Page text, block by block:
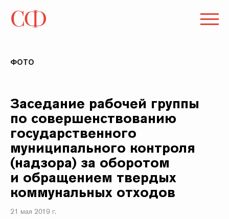
ФОТО
Заседание рабочей группы
по совершенствованию
государственного
муниципального контроля
(надзора) за оборотом
и обращением твердых
коммунальных отходов
21 мая 2019 г.